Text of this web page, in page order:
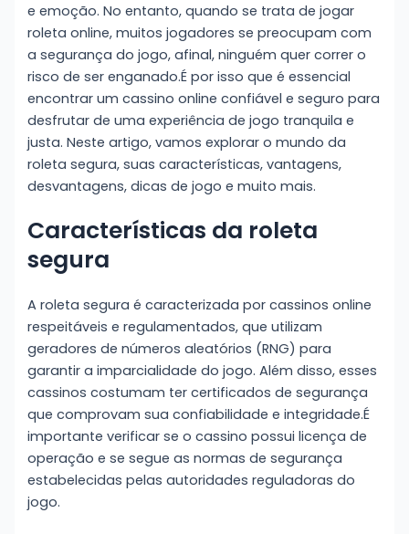
e emoção. No entanto, quando se trata de jogar
roleta online, muitos jogadores se preocupam com
a segurança do jogo, afinal, ninguém quer correr o
risco de ser enganado.É por isso que é essencial
encontrar um cassino online confiável e seguro para
desfrutar de uma experiência de jogo tranquila e
justa. Neste artigo, vamos explorar o mundo da
roleta segura, suas características, vantagens,
desvantagens, dicas de jogo e muito mais.
Características da roleta
segura
A roleta segura é caracterizada por cassinos online
respeitáveis e regulamentados, que utilizam
geradores de números aleatórios (RNG) para
garantir a imparcialidade do jogo. Além disso, esses
cassinos costumam ter certificados de segurança
que comprovam sua confiabilidade e integridade.É
importante verificar se o cassino possui licença de
operação e se segue as normas de segurança
estabelecidas pelas autoridades reguladoras do
jogo.